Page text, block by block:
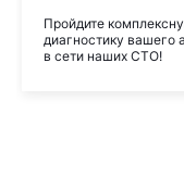
Пройдите
диагностику вашего
в сети наших СТО!